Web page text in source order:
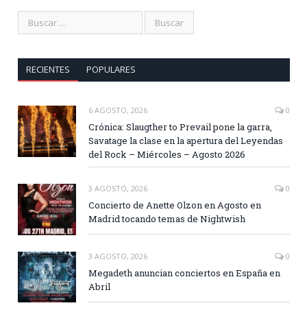
RECIENTES POPULARES
6 AGOSTO, 2026 0
Crónica: Slaugther to Prevail pone la garra,
Savatage la clase en la apertura del Leyendas
del Rock – Miércoles – Agosto 2026
3 AGOSTO, 2026 0
Concierto de Anette Olzon en Agosto en
Madrid tocando temas de Nightwish
3 AGOSTO, 2026 0
Megadeth anuncian conciertos en España en
Abril